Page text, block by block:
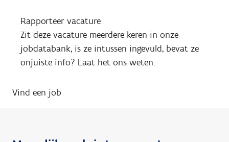
Rapporteer vacature
Zit deze vacature meerdere keren in onze
jobdatabank, is ze intussen ingevuld, bevat ze
onjuiste info? Laat het ons weten.
Vind een job